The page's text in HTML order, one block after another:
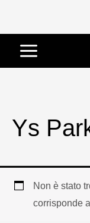
Ys
Non è stato
corrisponde